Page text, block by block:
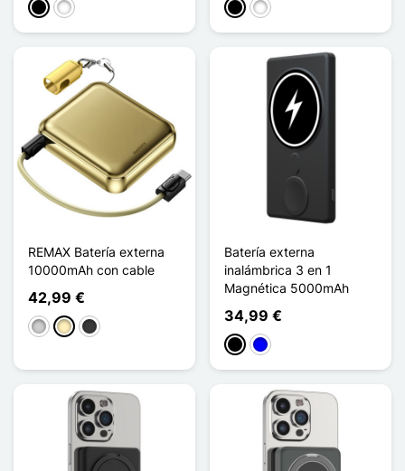
NegroBlanco NegroBlanco
REMAX Batería externa
10000mAh con cable
42,99 €
PlataOro Gris oscuro
Batería externa
inalámbrica 3 en 1
Magnética 5000mAh
34,99 €
NegroAzul